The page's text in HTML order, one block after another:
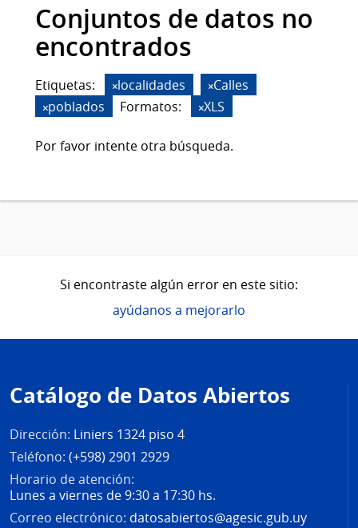
Conjuntos de datos no
encontrados
Etiquetas: localidades
Calles
poblados
Formatos: XLS
Por favor intente otra búsqueda.
Si encontraste algún error en este sitio:
ayúdanos a mejorarlo
de
página
Catálogo de Datos Abiertos
Dirección: Liniers 1324 piso 4
Teléfono: (+598) 2901 2929
Horario de atención:
Lunes a viernes de 9:30 a 17:30 hs.
Correo electrónico: datosabiertos@agesic.gub.uy